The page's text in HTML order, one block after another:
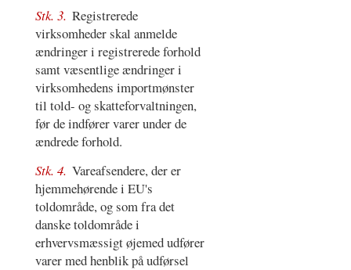
Stk. 3. Registrerede
virksomheder skal anmelde
ændringer i registrerede forhold
samt væsentlige ændringer i
virksomhedens importmønster
til told- og skatteforvaltningen,
før de indfører varer under de
ændrede forhold.
Stk. 4. Vareafsendere, der er
hjemmehørende i EU's
toldområde, og som fra det
danske toldområde i
erhvervsmæssigt øjemed udfører
varer med henblik på udførsel